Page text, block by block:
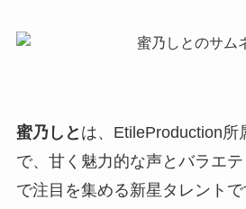
蜜乃しと は、EtileProduction所
で、甘く魅力的な声とバラエ
で注目を集める新星タレント